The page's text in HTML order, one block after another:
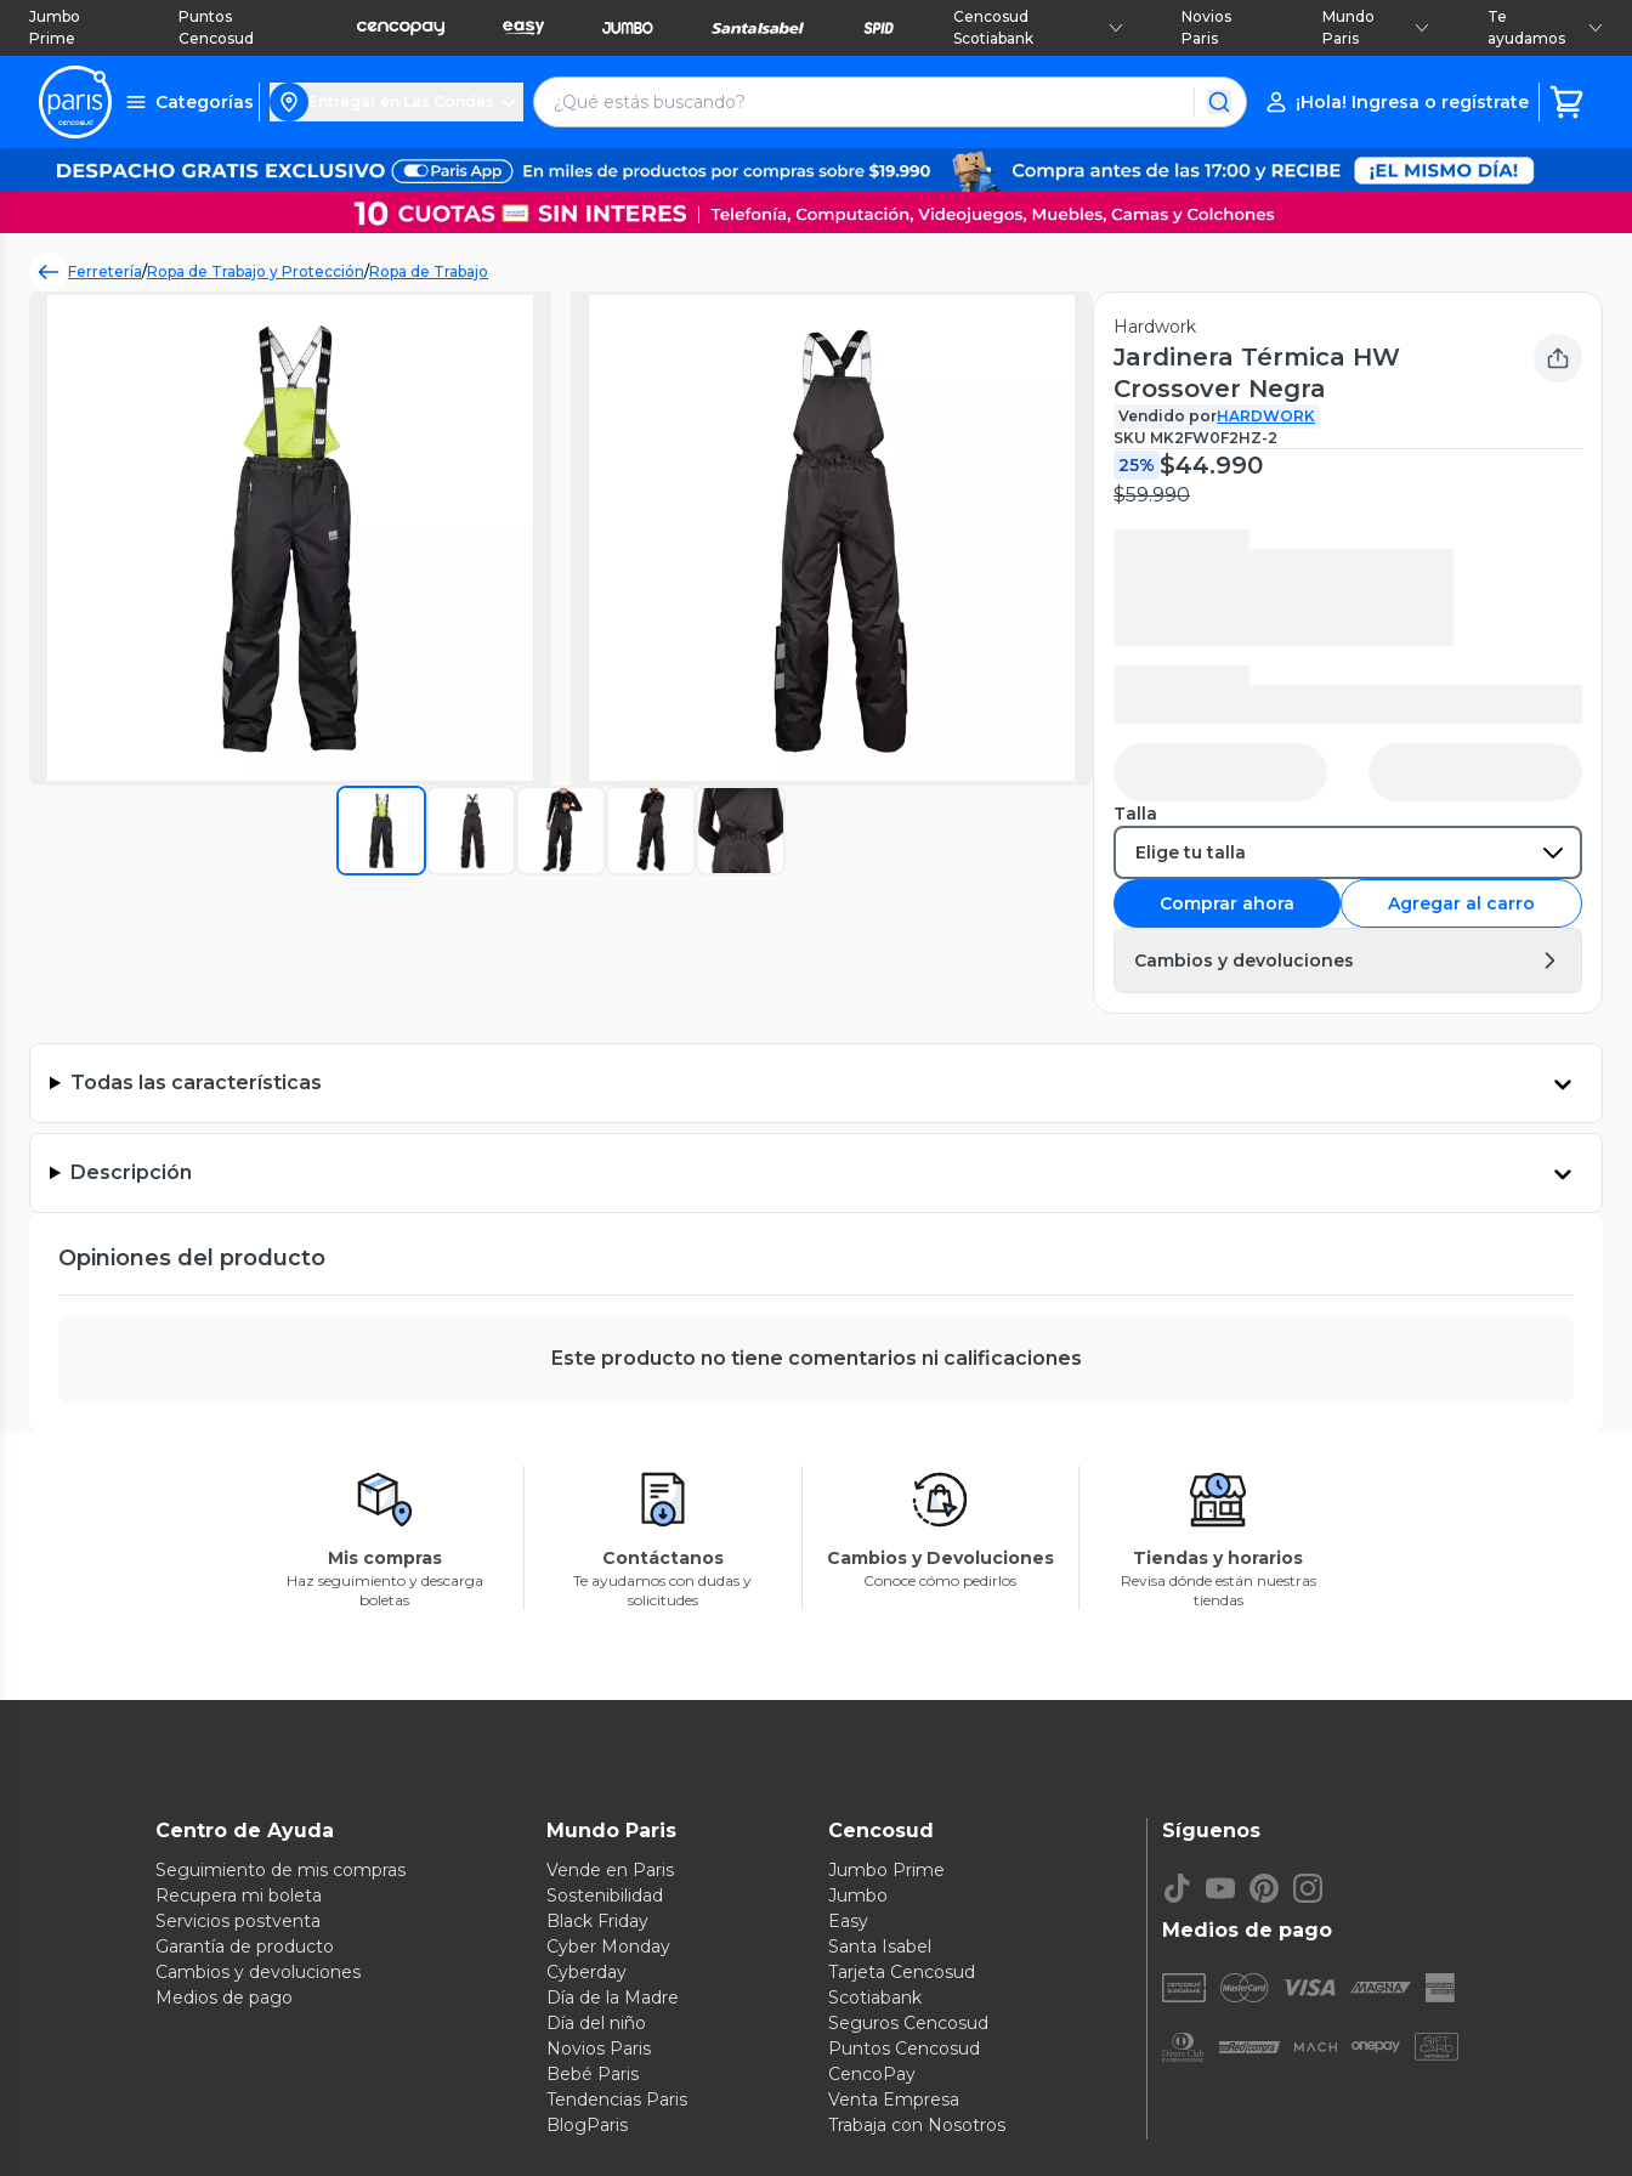
Jumbo
Prime
Puntos
Cencosud
Cencosud
Scotiabank
Novios
Paris
Mundo
Paris
Te
ayudamos
Categorías ¡Hola! Ingresa o regístrate
Ferretería/Ropa de Trabajo y Protección/Ropa de Trabajo
Hardwork
Jardinera Térmica HW
Crossover Negra
Vendido porHARDWORK
SKU MK2FW0F2HZ-2
25% $44.990
$59.990
Talla
Comprar ahora Agregar al carro
Cambios y devoluciones
Todas las características
Descripción
Opiniones del producto
Este producto no tiene comentarios ni calificaciones
Mis compras
Haz seguimiento y descarga
boletas
Contáctanos
Te ayudamos con dudas y
solicitudes
Cambios y Devoluciones
Conoce cómo pedirlos
Tiendas y horarios
Revisa dónde están nuestras
tiendas
Centro de Ayuda
Seguimiento de mis compras
Recupera mi boleta
Servicios postventa
Garantía de producto
Cambios y devoluciones
Medios de pago
Mundo Paris
Vende en Paris
Sostenibilidad
Black Friday
Cyber Monday
Cyberday
Día de la Madre
Día del niño
Novios Paris
Bebé Paris
Tendencias Paris
BlogParis
Cencosud
Jumbo Prime
Jumbo
Easy
Santa Isabel
Tarjeta Cencosud
Scotiabank
Seguros Cencosud
Puntos Cencosud
CencoPay
Venta Empresa
Trabaja con Nosotros
Medios de pago
Síguenos